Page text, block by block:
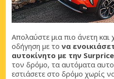
Απολαύστε μια πιο άνετη
οδήγηση με το να
αυτοκίνητο με την Surprice
τον δρόμο, τα αυτόματα
εστιάσετε στο δρόμο χωρίς